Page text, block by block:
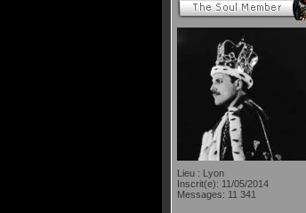
Lieu : Lyon
Inscrit(e): 11/05/2014
Messages: 11 341